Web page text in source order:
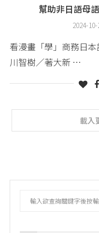
幫助非日語母
2024-
看漫畫「學」商務日
川智樹／著大新 …
載入